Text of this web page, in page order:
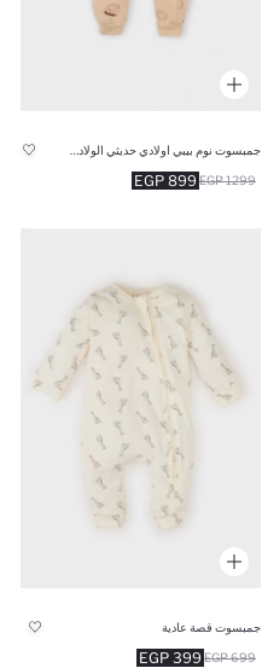
899 EGP 1299 EGP
جمبسوت قصة عادية
399 EGP 699 EGP